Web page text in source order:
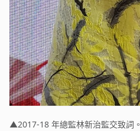
▲2017-18 年總監林新治監交致詞。